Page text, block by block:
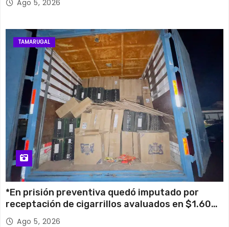
Ago 5, 2026
TAMARUGAL
*En prisión preventiva quedó imputado por
receptación de cigarrillos avaluados en $1.600
millones*
Ago 5, 2026